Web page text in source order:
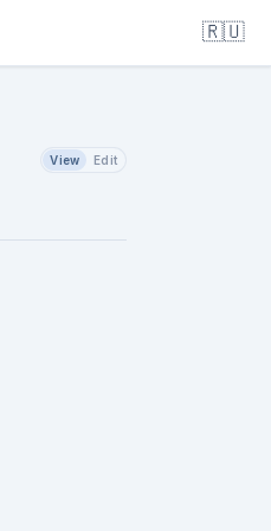
🇷🇺
View Edit